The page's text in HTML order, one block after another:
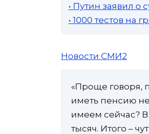
• Путин заявил
• 1000 тестов на
Новости СМИ2
«Проще говоря,
иметь пенсию
имеем сейчас? В
тысяч. Итого –